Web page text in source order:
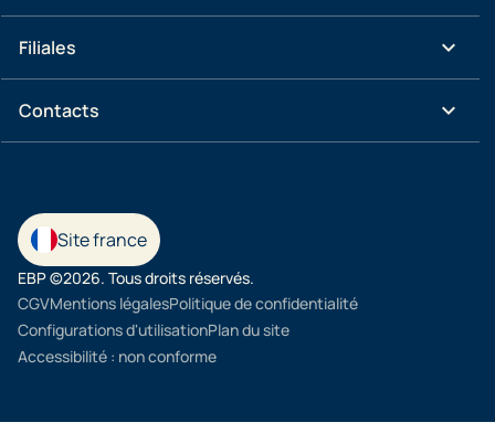
Filiales keyboard_arrow_down
Contacts keyboard_arrow_down
Site france
EBP ©2026. Tous droits réservés.
CGVMentions légalesPolitique de confidentialité
Configurations d'utilisationPlan du site
Accessibilité : non conforme